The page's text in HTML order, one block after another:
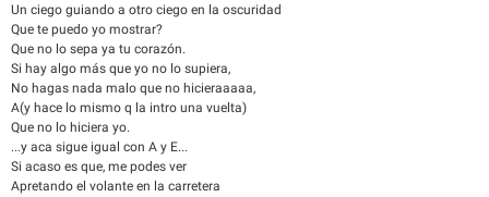
Un ciego guiando a otro ciego en la oscuridad
Que te puedo yo mostrar?
Que no lo sepa ya tu corazón.
Si hay algo más que yo no lo supiera,
No hagas nada malo que no hicieraaaaa,
A(y hace lo mismo q la intro una vuelta)
Que no lo hiciera yo.
...y aca sigue igual con A y E...
Si acaso es que, me podes ver
Apretando el volante en la carretera